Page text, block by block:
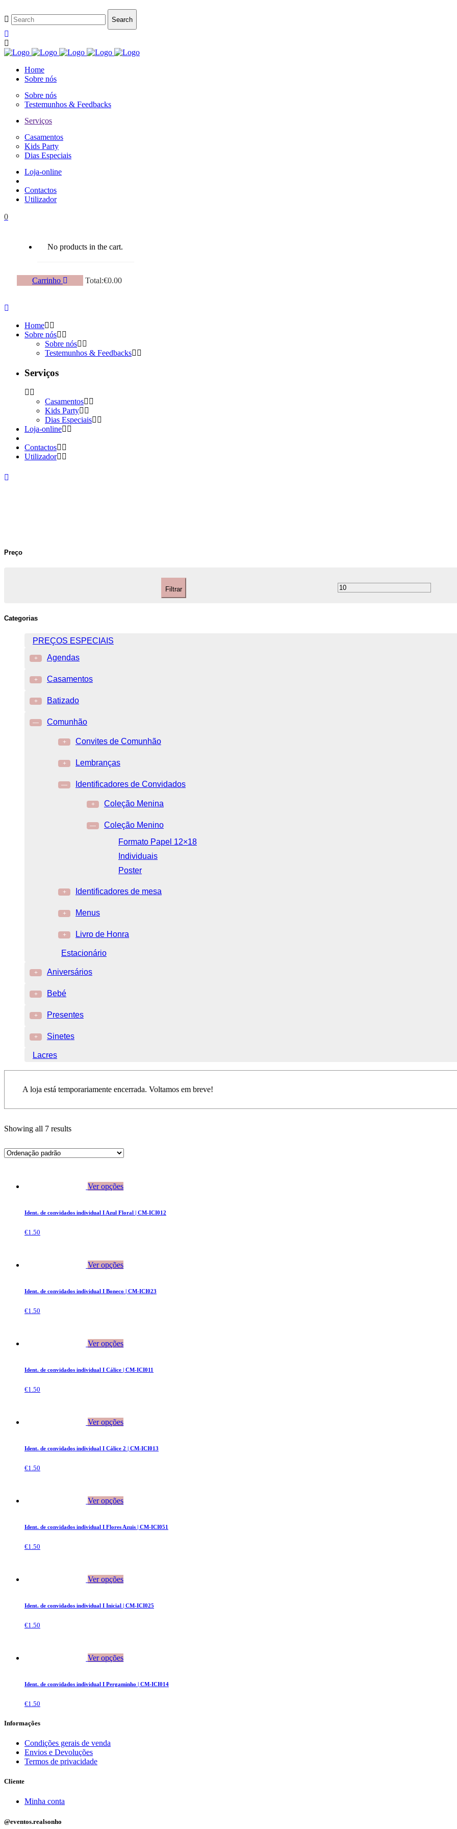
Home
Sobre nós
Sobre nós
Testemunhos & Feedbacks
Serviços
Casamentos
Kids Party
Dias Especiais
Loja-online
Contactos
Utilizador
0
No products in the cart.
Carrinho Total:€0.00
Home
Sobre nós
Sobre nós
Testemunhos & Feedbacks
Serviços
Casamentos
Kids Party
Dias Especiais
Loja-online
Contactos
Utilizador
Preço
Filtrar
Categorias
PREÇOS ESPECIAIS
+ Agendas
+ Casamentos
+ Batizado
— Comunhão
+ Convites de Comunhão
+ Lembranças
— Identificadores de Convidados
+ Coleção Menina
—
Coleção Menino
Formato Papel 12×18
Individuais
Poster
+ Identificadores de mesa
+ Menus
+ Livro de Honra
Estacionário
+ Aniversários
+ Bebé
+ Presentes
+ Sinetes
Lacres
A loja está temporariamente encerrada. Voltamos em breve!
Showing all 7 results
Ver opções
Ident. de convidados individual I Azul Floral | CM-ICI012
€1.50
Ver opções
Ident. de convidados individual I Boneco | CM-ICI023
€1.50
Ver opções
Ident. de convidados individual I Cálice | CM-ICI011
€1.50
Ver opções
Ident. de convidados individual I Cálice 2 | CM-ICI013
€1.50
Ver opções
Ident. de convidados individual I Flores Azuis | CM-ICI051
€1.50
Ver opções
Ident. de convidados individual I Inicial | CM-ICI025
€1.50
Ver opções
Ident. de convidados individual I Pergaminho | CM-ICI014
€1.50
Informações
Condições gerais de venda
Envios e Devoluções
Termos de privacidade
Cliente
Minha conta
@eventos.realsonho